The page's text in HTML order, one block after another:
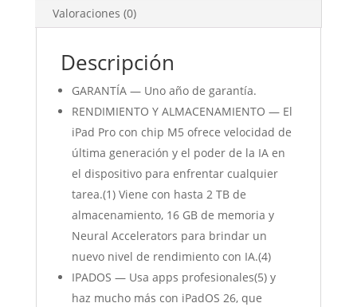
Valoraciones (0)
Descripción
GARANTÍA — Uno año de garantía.
RENDIMIENTO Y ALMACENAMIENTO — El
iPad Pro con chip M5 ofrece velocidad de
última generación y el poder de la IA en
el dispositivo para enfrentar cualquier
tarea.(1) Viene con hasta 2 TB de
almacenamiento, 16 GB de memoria y
Neural Accelerators para brindar un
nuevo nivel de rendimiento con IA.(4)
IPADOS — Usa apps profesionales(5) y
haz mucho más con iPadOS 26, que